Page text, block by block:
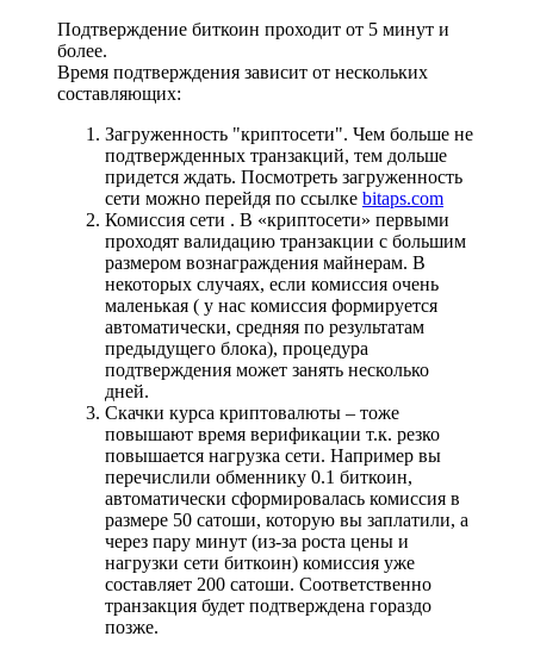
Подтверждение биткоин проходит от 5 минут и
более.
Время подтверждения зависит от нескольких
составляющих:
Загруженность "криптосети". Чем больше не
подтвержденных транзакций, тем дольше
придется ждать. Посмотреть загруженность
сети можно перейдя по ссылке bitaps.com
Комиссия сети . В «криптосети» первыми
проходят валидацию транзакции с большим
размером вознаграждения майнерам. В
некоторых случаях, если комиссия очень
маленькая ( у нас комиссия формируется
автоматически, средняя по результатам
предыдущего блока), процедура
подтверждения может занять несколько
дней.
Скачки курса криптовалюты – тоже
повышают время верификации т.к. резко
повышается нагрузка сети. Например вы
перечислили обменнику 0.1 биткоин,
автоматически сформировалась комиссия в
размере 50 сатоши, которую вы заплатили, а
через пару минут (из-за роста цены и
нагрузки сети биткоин) комиссия уже
составляет 200 сатоши. Соответственно
транзакция будет подтверждена гораздо
позже.